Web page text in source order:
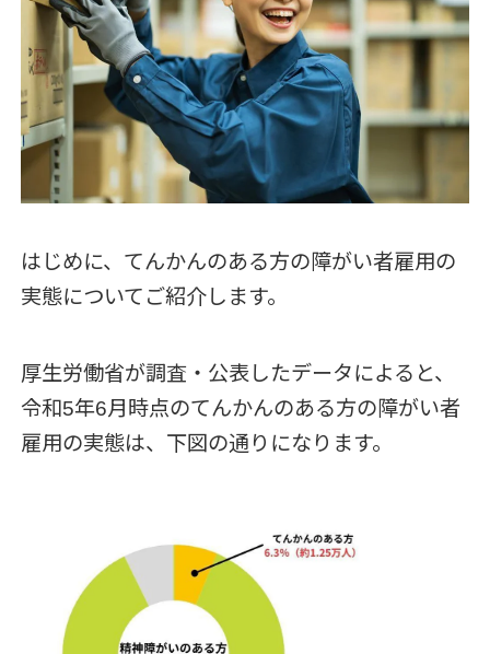
はじめに、てんかんのある方の障がい者雇用の
実態についてご紹介します。
厚生労働省が調査・公表したデータによると、
令和5年6月時点のてんかんのある方の障がい者
雇用の実態は、下図の通りになります。